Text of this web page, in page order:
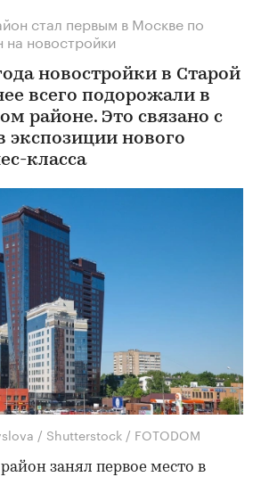
стал первым в Москве по
новостройки
новостройки в Старой
всего подорожали в
районе. Это связано с
экспозиции нового
класса
/ Shutterstock / FOTODOM
занял первое место в